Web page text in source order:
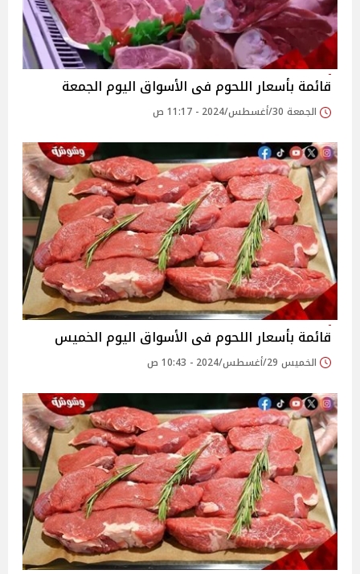
قائمة بأسعار اللحوم فى الأسواق اليوم الجمعة
الجمعة 30/أغسطس/2024 - 11:17 ص
قائمة بأسعار اللحوم فى الأسواق اليوم الخميس
الخميس 29/أغسطس/2024 - 10:43 ص